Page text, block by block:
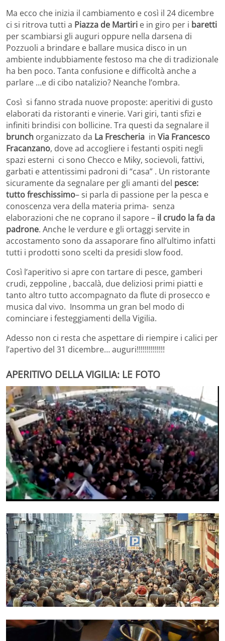
Ma ecco che inizia il cambiamento e così il 24 dicembre
ci si ritrova tutti a Piazza de Martiri e in giro per i baretti
per scambiarsi gli auguri oppure nella darsena di
Pozzuoli a brindare e ballare musica disco in un
ambiente indubbiamente festoso ma che di tradizionale
ha ben poco. Tanta confusione e difficoltà anche a
parlare …e di cibo natalizio? Neanche l’ombra.
Così si fanno strada nuove proposte: aperitivi di gusto
elaborati da ristoranti e vinerie. Vari giri, tanti sfizi e
infiniti brindisi con bollicine. Tra questi da segnalare il
brunch organizzato da La Frescheria in Via Francesco
Fracanzano, dove ad accogliere i festanti ospiti negli
spazi esterni ci sono Checco e Miky, socievoli, fattivi,
garbati e attentissimi padroni di “casa” . Un ristorante
sicuramente da segnalare per gli amanti del pesce:
tutto freschissimo– si parla di passione per la pesca e
conoscenza vera della materia prima- senza
elaborazioni che ne coprano il sapore – il crudo la fa da
padrone. Anche le verdure e gli ortaggi servite in
accostamento sono da assaporare fino all’ultimo infatti
tutti i prodotti sono scelti da presidi slow food.
Così l’aperitivo si apre con tartare di pesce, gamberi
crudi, zeppoline , baccalà, due deliziosi primi piatti e
tanto altro tutto accompagnato da flute di prosecco e
musica dal vivo. Insomma un gran bel modo di
cominciare i festeggiamenti della Vigilia.
Adesso non ci resta che aspettare di riempire i calici per
l’apertivo del 31 dicembre… auguri!!!!!!!!!!!!!!
APERITIVO DELLA VIGILIA: LE FOTO